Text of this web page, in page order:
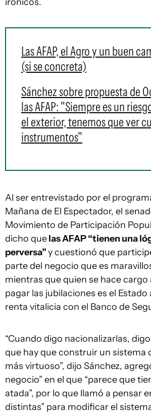
Las AFAP, el Agro y un buen
(si se concreta)
Sánchez sobre propuesta de
las AFAP: "Siempre es un
el exterior, tenemos que ver
instrumentos"
Al ser entrevistado por el
Mañana de El Espectador, el
Movimiento de Participación
dicho quelas AFAP “tienen una
perversa”y cuestionó que
parte del negocio que es
mientras que quien se hace
pagar las jubilaciones es el Estado
renta vitalicia con el Banco de
“Cuando digo nacionalizarlas,
que hay que construir un sistema
más virtuoso”, dijo Sánchez,
negocio” en el que “parece que
atada”, por lo que llamó a pensar
distintas” para modificar el